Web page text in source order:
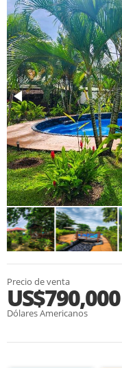
Precio de venta
US$790,000
Dólares Americanos